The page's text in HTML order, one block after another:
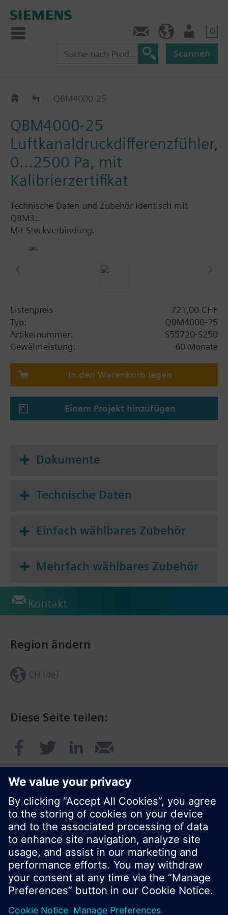
0
Scannen
QBM400..QBM4000-25
QBM4000-25
Luftkanaldruckdifferenzfühler,
0…2500 Pa, mit
Kalibrierzertifikat
Technische Daten und Zubehör identisch mit
QBM3..
Mit Steckverbindung.
Listenpreis
721,00 CHF
Typ:
QBM4000-25
Artikelnummer:
S55720-S250
Gewährleistung:
60 Monate
In den Warenkorb legen
Einem Projekt hinzufügen
Dokumente
Technische Daten
Einfach wählbares Zubehör
Mehrfach wählbares Zubehör
Kontakt
Diese Seite teilen:
Region ändern
CH (de)
© Siemens Schweiz AG 2017
Produktangebot und Preise können pro Land
variieren.